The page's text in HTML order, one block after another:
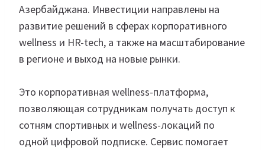
Азербайджана. Инвестиции направлены на
развитие решений в сферах корпоративного
wellness и HR-tech, а также на масштабирование
в регионе и выход на новые рынки.
Это корпоративная wellness-платформа,
позволяющая сотрудникам получать доступ к
сотням спортивных и wellness-локаций по
одной цифровой подписке. Сервис помогает